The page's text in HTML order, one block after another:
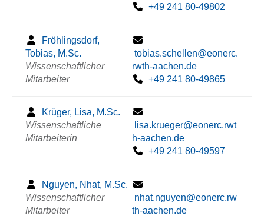
+49 241 80-49802
Fröhlingsdorf,
Tobias, M.Sc.
Wissenschaftlicher
Mitarbeiter
tobias.schellen@eonerc.
rwth-aachen.de
+49 241 80-49865
Krüger, Lisa, M.Sc.
Wissenschaftliche
Mitarbeiterin
lisa.krueger@eonerc.rwt
h-aachen.de
+49 241 80-49597
Nguyen, Nhat, M.Sc.
Wissenschaftlicher
Mitarbeiter
nhat.nguyen@eonerc.rw
th-aachen.de